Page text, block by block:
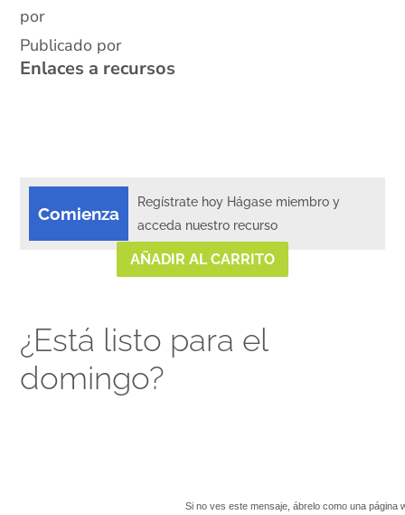
por
Publicado por
Enlaces a recursos
Comienza
Regístrate hoy Hágase miembro y
acceda nuestro recurso
AÑADIR AL CARRITO
¿Está listo para el
domingo?
Si no ves este mensaje, ábrelo como una página